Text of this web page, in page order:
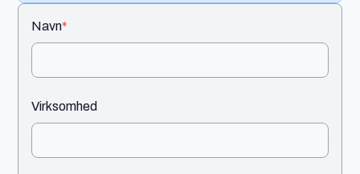
Navn*
Virksomhed